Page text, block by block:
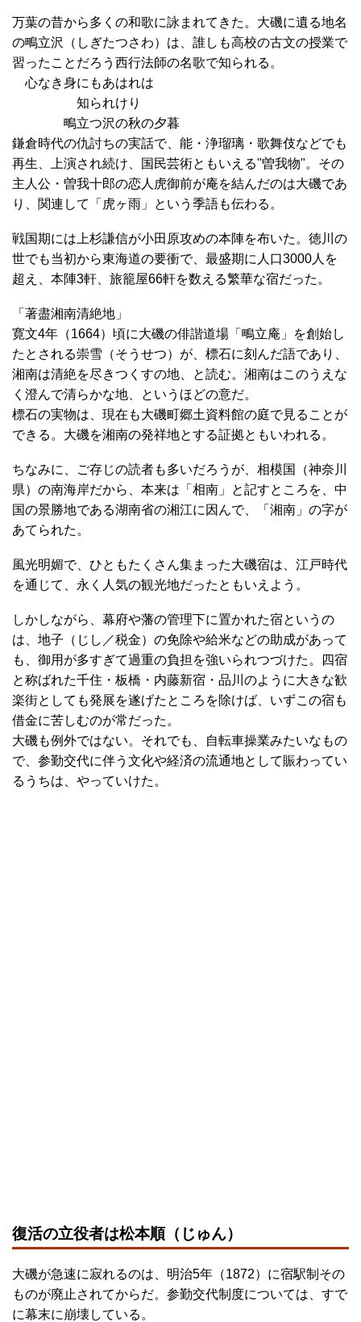
万葉の昔から多くの和歌に詠まれてきた。大磯に遺る地名
の鴫立沢（しぎたつさわ）は、誰しも高校の古文の授業で
習ったことだろう西行法師の名歌で知られる。
心なき身にもあはれは
知られけり
鴫立つ沢の秋の夕暮
鎌倉時代の仇討ちの実話で、能・浄瑠璃・歌舞伎などでも
再生、上演され続け、国民芸術ともいえる"曽我物"。その
主人公・曽我十郎の恋人虎御前が庵を結んだのは大磯であ
り、関連して「虎ヶ雨」という季語も伝わる。
戦国期には上杉謙信が小田原攻めの本陣を布いた。徳川の
世でも当初から東海道の要衝で、最盛期に人口3000人を
超え、本陣3軒、旅籠屋66軒を数える繁華な宿だった。
「著盡湘南清絶地」
寛文4年（1664）頃に大磯の俳諧道場「鴫立庵」を創始し
たとされる崇雪（そうせつ）が、標石に刻んだ語であり、
湘南は清絶を尽きつくすの地、と読む。湘南はこのうえな
く澄んで清らかな地、というほどの意だ。
標石の実物は、現在も大磯町郷土資料館の庭で見ることが
できる。大磯を湘南の発祥地とする証拠ともいわれる。
ちなみに、ご存じの読者も多いだろうが、相模国（神奈川
県）の南海岸だから、本来は「相南」と記すところを、中
国の景勝地である湖南省の湘江に因んで、「湘南」の字が
あてられた。
風光明媚で、ひともたくさん集まった大磯宿は、江戸時代
を通じて、永く人気の観光地だったともいえよう。
しかしながら、幕府や藩の管理下に置かれた宿というの
は、地子（じし／税金）の免除や給米などの助成があって
も、御用が多すぎて過重の負担を強いられつづけた。四宿
と称ばれた千住・板橋・内藤新宿・品川のように大きな歓
楽街としても発展を遂げたところを除けば、いずこの宿も
借金に苦しむのが常だった。
大磯も例外ではない。それでも、自転車操業みたいなもの
で、参勤交代に伴う文化や経済の流通地として賑わってい
るうちは、やっていけた。
復活の立役者は松本順（じゅん）
大磯が急速に寂れるのは、明治5年（1872）に宿駅制その
ものが廃止されてからだ。参勤交代制度については、すで
に幕末に崩壊している。